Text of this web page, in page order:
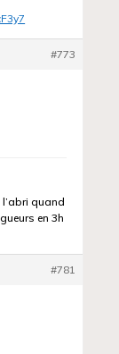
#773
quand
en 3h
#781